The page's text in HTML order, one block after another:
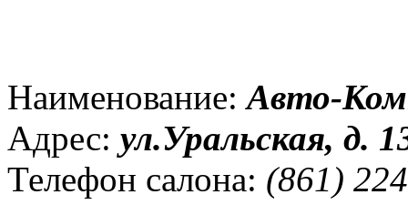
Наименование: Авто-
Адрес: ул.Уральская, д.
Телефон салона: (861)